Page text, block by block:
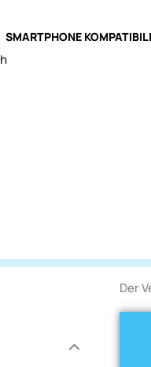
SMARTPHONE
Der